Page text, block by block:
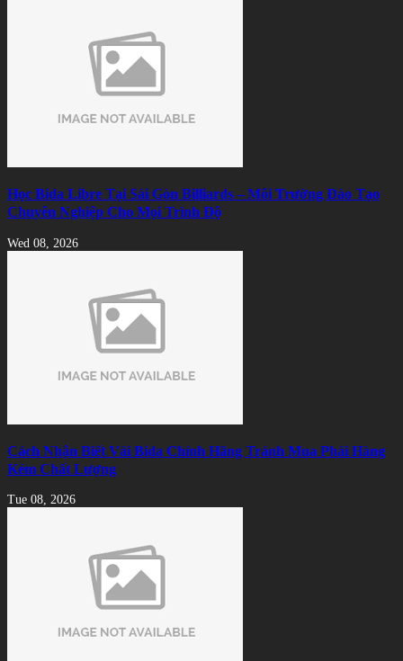
Học Bida Libre Tại Sài Gòn Billiards – Môi Trường Đào Tạo
Chuyên Nghiệp Cho Mọi Trình Độ
Wed 08, 2026
Cách Nhận Biết Vải Bida Chính Hãng Tránh Mua Phải Hàng
Kém Chất Lượng
Tue 08, 2026